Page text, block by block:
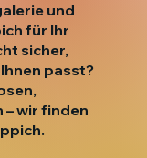
und
für Ihr
sicher,
passt?
wir finden